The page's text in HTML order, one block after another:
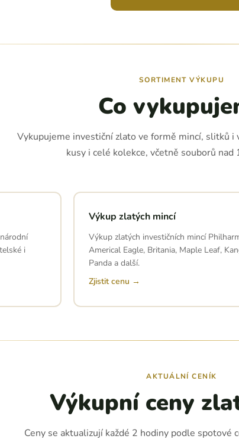
SORTIMENT VÝKUPU
Co
Vykupujeme investiční zlato ve formě mincí, slitků
kusy i celé kolekce, včetně souborů nad
i
Výkup zlatých mincí
Výkup zlatých investičních mincí
Americal Eagle, Britania, Maple Leaf,
Panda a další.
Zjistit cenu →
AKTUÁLNÍ CENÍK
Výkupní ceny
Ceny se aktualizují každé 2 hodiny podle spotové